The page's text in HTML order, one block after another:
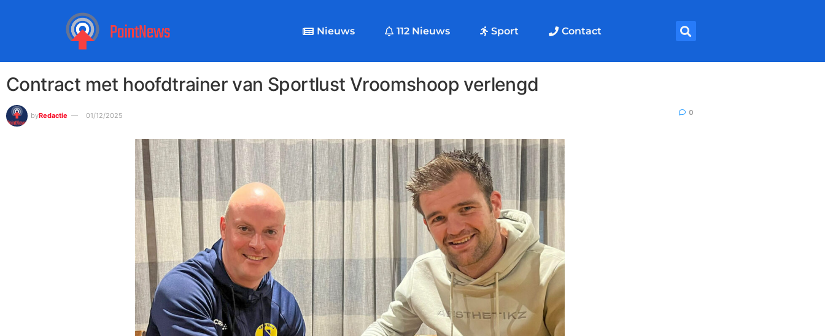
Nieuws 112 Nieuws Sport Contact
Contract met hoofdtrainer van Sportlust Vroomshoop verlengd
byRedactie 01/12/2025 0